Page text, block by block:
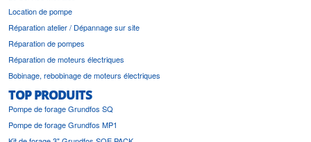
Location de pompe
Réparation atelier / Dépannage sur site
Réparation de pompes
Réparation de moteurs électriques
Bobinage, rebobinage de moteurs électriques
TOP PRODUITS
Pompe de forage Grundfos SQ
Pompe de forage Grundfos MP1